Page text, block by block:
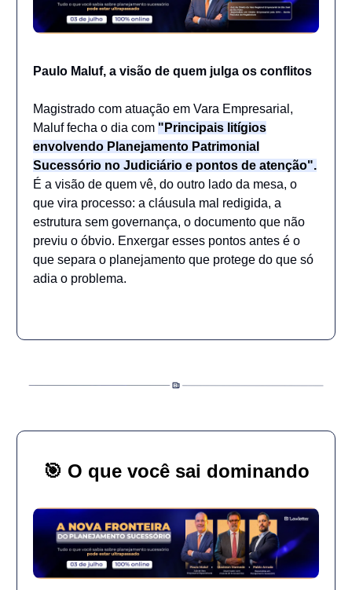
Paulo Maluf, a visão de quem julga os conflitos
Magistrado com atuação em Vara Empresarial,
Maluf fecha o dia com "Principais litígios
envolvendo Planejamento Patrimonial
Sucessório no Judiciário e pontos de atenção".
É a visão de quem vê, do outro lado da mesa, o
que vira processo: a cláusula mal redigida, a
estrutura sem governança, o documento que não
previu o óbvio. Enxergar esses pontos antes é o
que separa o planejamento que protege do que só
adia o problema.
🎯 O que você sai dominando